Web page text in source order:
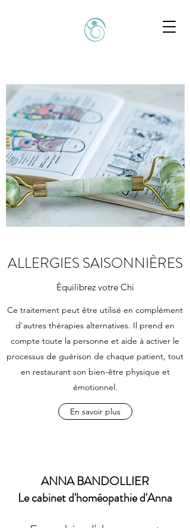
ALLERGIES SAISONNIÈRES
Équilibrez votre Chi
Ce traitement peut être utilisé en complément
d'autres thérapies alternatives. Il prend en
compte toute la personne et aide à activer le
processus de guérison de chaque patient, tout
en restaurant son bien-être physique et
émotionnel.
En savoir plus
ANNA BANDOLLIER
Le cabinet d'homéopathie d'Anna